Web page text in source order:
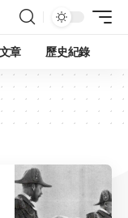
章 歷史紀錄